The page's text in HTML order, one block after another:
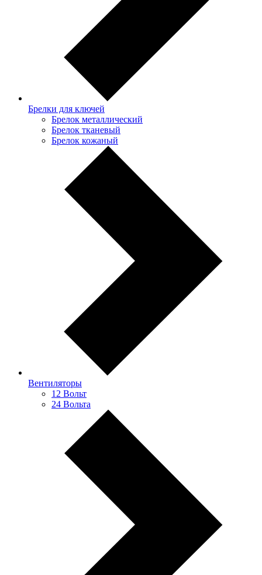
Брелки для ключей
Брелок металлический
Брелок тканевый
Брелок кожаный
Вентиляторы
12 Вольт
24 Вольта